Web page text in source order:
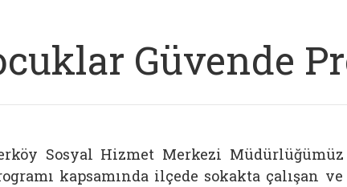
Güvende
Sosyal Hizmet Merkezi Müdürlüğümüz
kapsamında ilçede sokakta çalışan